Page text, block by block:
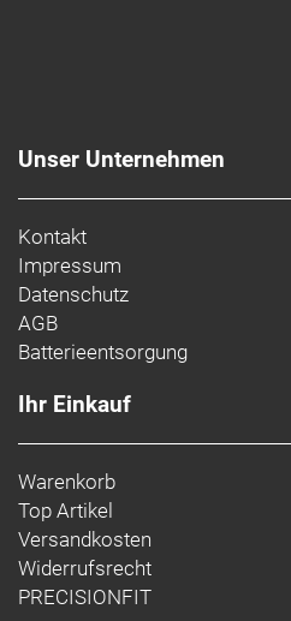
Unser Unternehmen
Kontakt
Impressum
Datenschutz
AGB
Batterieentsorgung
Ihr Einkauf
Warenkorb
Top Artikel
Versandkosten
Widerrufsrecht
PRECISIONFIT